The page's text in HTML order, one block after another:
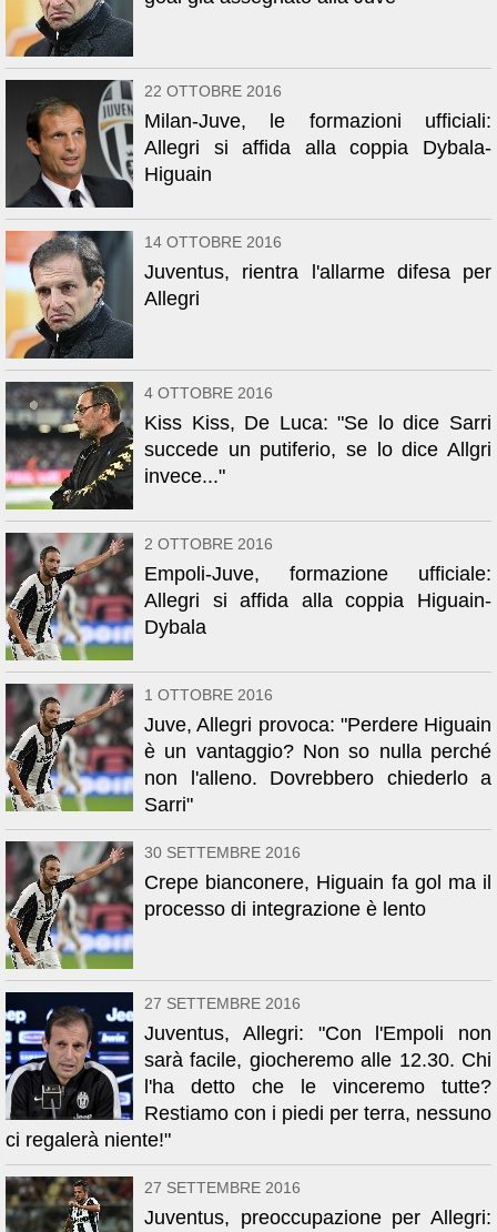
22 OTTOBRE 2016
Milan-Juve, le formazioni ufficiali:
Allegri si affida alla coppia Dybala-
Higuain
14 OTTOBRE 2016
Juventus, rientra l'allarme difesa per
Allegri
4 OTTOBRE 2016
Kiss Kiss, De Luca: "Se lo dice Sarri
succede un putiferio, se lo dice Allgri
invece..."
2 OTTOBRE 2016
Empoli-Juve, formazione ufficiale:
Allegri si affida alla coppia Higuain-
Dybala
1 OTTOBRE 2016
Juve, Allegri provoca: "Perdere Higuain
è un vantaggio? Non so nulla perché
non l'alleno. Dovrebbero chiederlo a
Sarri"
30 SETTEMBRE 2016
Crepe bianconere, Higuain fa gol ma il
processo di integrazione è lento
27 SETTEMBRE 2016
Juventus, Allegri: "Con l'Empoli non
sarà facile, giocheremo alle 12.30. Chi
l'ha detto che le vinceremo tutte?
Restiamo con i piedi per terra, nessuno
ci regalerà niente!"
27 SETTEMBRE 2016
Juventus, preoccupazione per Allegri: